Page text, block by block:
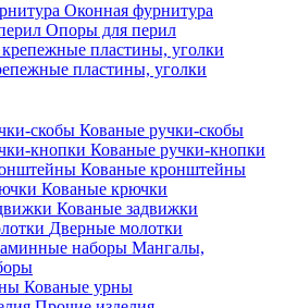
Оконная фурнитура
Опоры для перил
пластины, уголки
Кованые ручки-скобы
Кованые ручки-кнопки
Кованые кронштейны
Кованые крючки
Кованые задвижки
Дверные молотки
Мангалы,
Кованые урны